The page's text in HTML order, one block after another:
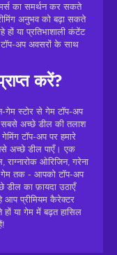
का समर्थन कर सकते
अनुभव को बढ़ा सकते
या प्रतिभाशाली कंटेंट
टॉप-अप अवसरों के साथ
करें?
गेम स्टोर से गेम टॉप-अप
अच्छे डील की तलाश
टॉप-अप पर हमारे
अच्छे डील पाएँ। एक
ओरिजिन, गरेना
गेम तक - आपको टॉप-अप
डील का फ़ायदा उठाएँ
आप प्रीमियम कैरेक्टर
हों या गेम में बढ़त हासिल